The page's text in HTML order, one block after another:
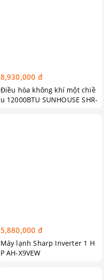
8,930,000 đ
Điều hòa không khí một chiề
u 12000BTU SUNHOUSE SHR-
5,880,000 đ
Máy lạnh Sharp Inverter 1 H
P AH-X9VEW